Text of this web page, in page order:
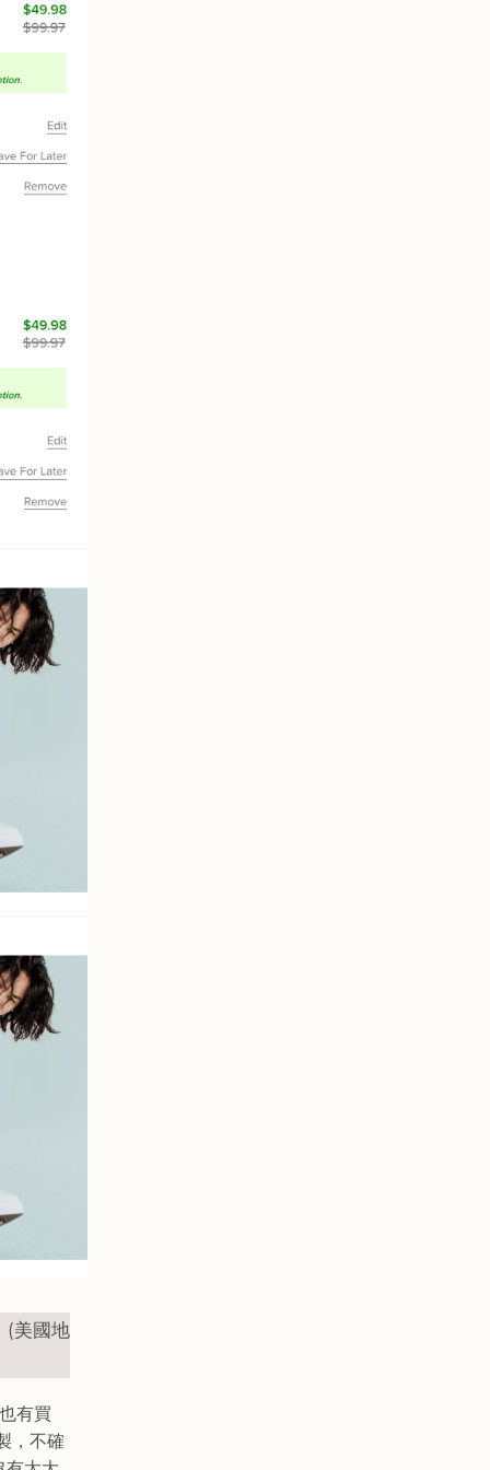
美國地
有買
，不確